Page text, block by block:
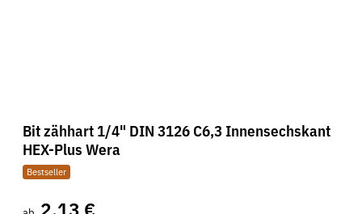
Bit zähhart 1/4" DIN 3126 C6,3 Innensechskant
HEX-Plus Wera
Bestseller